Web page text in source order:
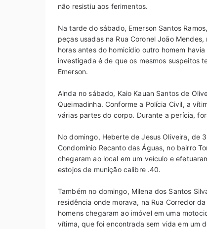
não resistiu aos ferimentos.
Na tarde do sábado, Emerson Santos
peças usadas na Rua Coronel João
horas antes do homicídio outro homem
investigada é de que os mesmos suspeitos
Emerson.
Ainda no sábado, Kaio Kauan Santos de
Queimadinha. Conforme a Polícia Civil, a
várias partes do corpo. Durante a perícia,
No domingo, Heberte de Jesus Oliveira, de
Condomínio Recanto das Águas, no bairro
chegaram ao local em um veículo e
estojos de munição calibre .40.
Também no domingo, Milena dos Santos
residência onde morava, na Rua Corredor
homens chegaram ao imóvel em uma
vítima, que foi encontrada sem vida em um